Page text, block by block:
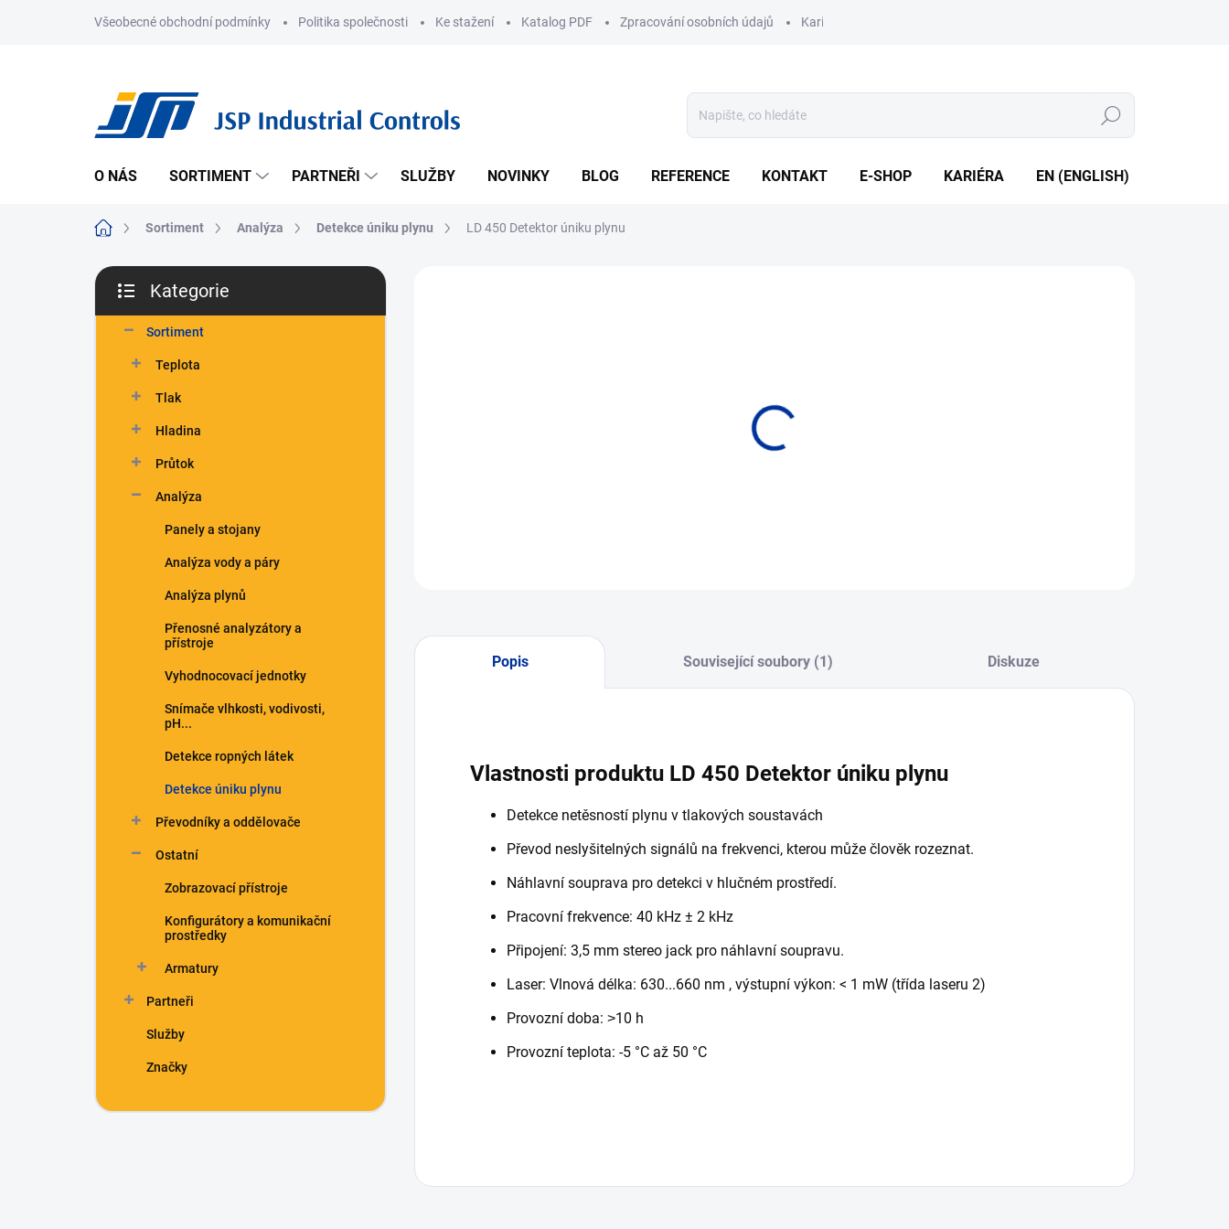
Všeobecné obchodní podmínky Politika společnosti Ke stažení Katalog PDF Zpracování osobních údajů Kariéra
Hledat
O NÁS SORTIMENT PARTNEŘI SLUŽBY NOVINKY BLOG REFERENCE KONTAKT E-SHOP KARIÉRA EN (ENGLISH)
Domů Sortiment Analýza Detekce úniku plynu LD 450 Detektor úniku plynu
P
s
kategorie
Kategorie
Sortiment
Teplota
Tlak
Hladina
Průtok
Analýza
Panely a stojany
Analýza vody a páry
Analýza plynů
Přenosné analyzátory a
přístroje
Vyhodnocovací jednotky
Snímače vlhkosti, vodivosti,
pH...
Detekce ropných látek
Detekce úniku plynu
Převodníky a oddělovače
Ostatní
Zobrazovací přístroje
Konfigurátory a komunikační
prostředky
Armatury
Partneři
Služby
Značky
Popis Související soubory (1) Diskuze
Vlastnosti produktu LD 450 Detektor úniku plynu
Detekce netěsností plynu v tlakových soustavách
Převod neslyšitelných signálů na frekvenci, kterou může člověk rozeznat.
Náhlavní souprava pro detekci v hlučném prostředí.
Pracovní frekvence: 40 kHz ± 2 kHz
Připojení: 3,5 mm stereo jack pro náhlavní soupravu.
Laser: Vlnová délka: 630...660 nm , výstupní výkon: < 1 mW (třída laseru 2)
Provozní doba: ˃10 h
Provozní teplota: -5 °C až 50 °C